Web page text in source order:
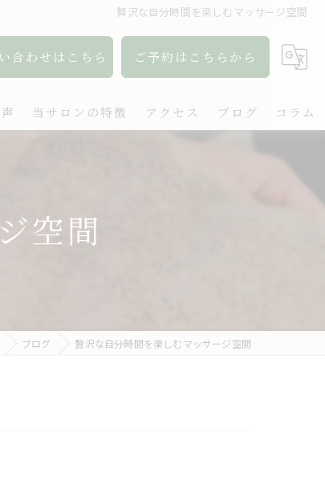
贅沢な自分時間を楽しむマッサージ空間
合わせはこちら ご予約はこちらから
当サロンの特徴
ボディケア
アクセス ブログ コラム
空間
ブログ 贅沢な自分時間を楽しむマッサージ空間